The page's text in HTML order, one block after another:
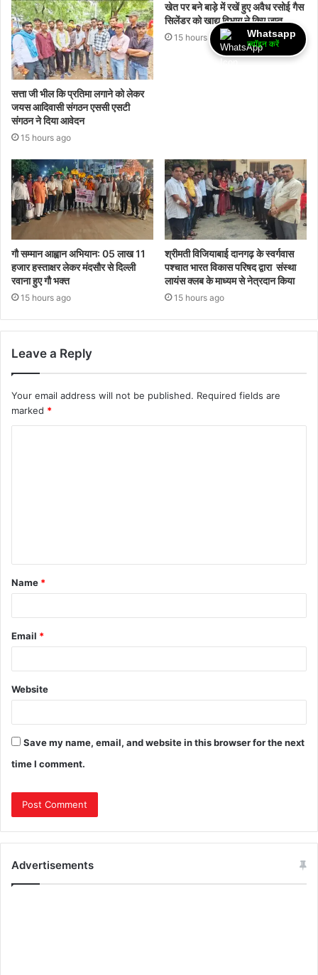
सत्ता जी भील कि प्रतिमा लगाने को लेकर
जयस आदिवासी संगठन एससी एसटी
संगठन ने दिया आवेदन
15 hours ago
खेत पर बने बाड़े में रखें हुए अवैध रसोई गैस
सिलेंडर को खाद्य विभाग ने किए जप्त
15 hours ago
गौ सम्मान आह्वान अभियान: 05 लाख 11
हजार हस्ताक्षर लेकर मंदसौर से दिल्ली
रवाना हुए गौ भक्त
15 hours ago
श्रीमती विजियाबाई दानगढ़ के स्वर्गवास
पश्चात भारत विकास परिषद द्वारा संस्था
लायंस क्लब के माध्यम से नेत्रदान किया
15 hours ago
Leave a Reply
Your email address will not be published. Required fields are
marked *
Name *
Email *
Website
Save my name, email, and website in this browser for the next
time I comment.
Advertisements
Whatsapp
ज्वॉइन करें